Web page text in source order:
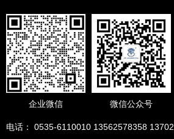
企业微信 微信公众号
电话： 0535-6110010 13562578358